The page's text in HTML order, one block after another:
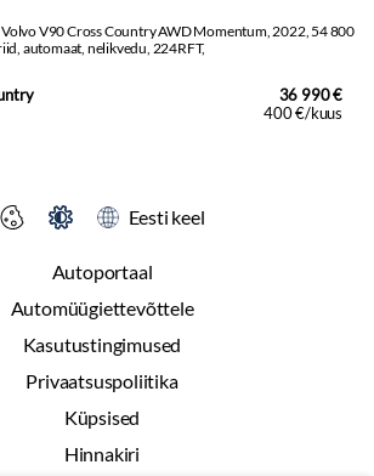
36 990 €
400 €/kuus
Autoportaal
Automüügiettevõttele
Kasutustingimused
Privaatsuspoliitika
Küpsised
Hinnakiri
Eesti keel